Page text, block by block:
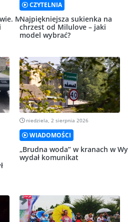
MZW
CZYTELNIA
Najpiękniejsza sukienka na
chrzest od Milulove – jaki
model wybrać?
niedziela, 2 sierpnia 2026
WIADOMOŚCI
„Brudna woda” w kranach w
wydał komunikat